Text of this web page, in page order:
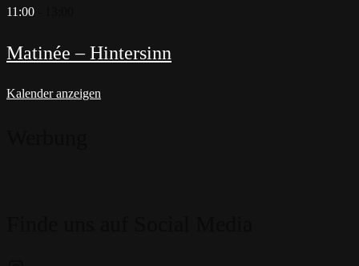
11:00
Matinée – Hintersinn
Kalender anzeigen